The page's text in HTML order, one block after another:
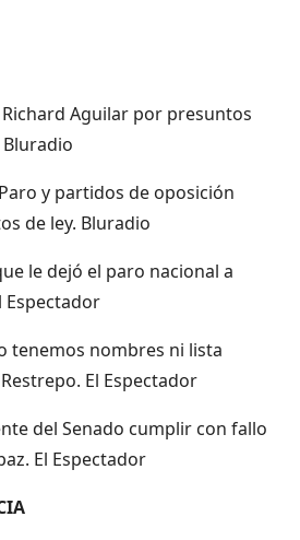
Aguilar por presuntos
y partidos de oposición
de ley. Bluradio
le dejó el paro nacional a
Espectador
tenemos nombres ni lista
El Espectador
del Senado cumplir con fallo
El Espectador